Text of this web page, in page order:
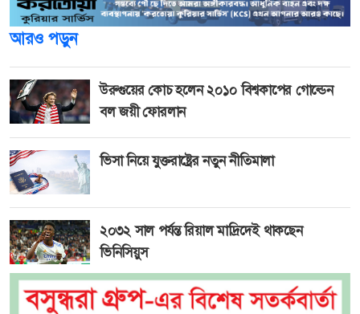
আরও পড়ুন
উরুগুয়ের কোচ হলেন ২০১০ বিশ্বকাপের গোল্ডেন
বল জয়ী ফোরলান
ভিসা নিয়ে যুক্তরাষ্ট্রের নতুন নীতিমালা
২০৩২ সাল পর্যন্ত রিয়াল মাদ্রিদেই থাকছেন
ভিনিসিয়ুস